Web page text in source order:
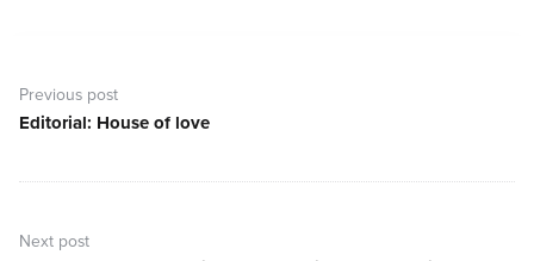
navigáció
Previous post
Previous
Editorial: House of love
Next post